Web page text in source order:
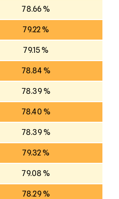
78.66 %
79.22 %
79.15 %
78.84 %
78.39 %
78.40 %
78.39 %
79.32 %
79.08 %
78.29 %